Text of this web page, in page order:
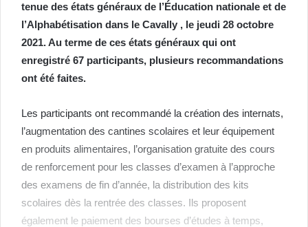
tenue des états généraux de l’Éducation nationale et de
l’Alphabétisation dans le Cavally , le jeudi 28 octobre
2021. Au terme de ces états généraux qui ont
enregistré 67 participants, plusieurs recommandations
ont été faites.
Les participants ont recommandé la création des internats,
l’augmentation des cantines scolaires et leur équipement
en produits alimentaires, l’organisation gratuite des cours
de renforcement pour les classes d’examen à l’approche
des examens de fin d’année, la distribution des kits
scolaires dès la rentrée des classes. Ils proposent
également le paiement des bourses d’études à temps,